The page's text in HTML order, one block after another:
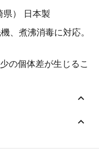
） 日本製
、煮沸消毒に対応。
の個体差が生じるこ